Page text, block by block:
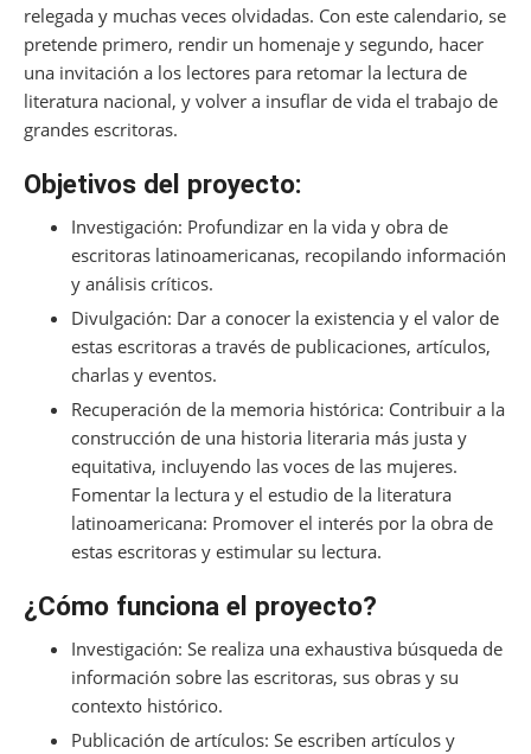
relegada y muchas veces olvidadas. Con este calendario, se
pretende primero, rendir un homenaje y segundo, hacer
una invitación a los lectores para retomar la lectura de
literatura nacional, y volver a insuflar de vida el trabajo de
grandes escritoras.
Objetivos del proyecto:
Investigación: Profundizar en la vida y obra de
escritoras latinoamericanas, recopilando información
y análisis críticos.
Divulgación: Dar a conocer la existencia y el valor de
estas escritoras a través de publicaciones, artículos,
charlas y eventos.
Recuperación de la memoria histórica: Contribuir a la
construcción de una historia literaria más justa y
equitativa, incluyendo las voces de las mujeres.
Fomentar la lectura y el estudio de la literatura
latinoamericana: Promover el interés por la obra de
estas escritoras y estimular su lectura.
¿Cómo funciona el proyecto?
Investigación: Se realiza una exhaustiva búsqueda de
información sobre las escritoras, sus obras y su
contexto histórico.
Publicación de artículos: Se escriben artículos y